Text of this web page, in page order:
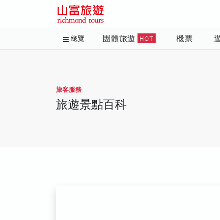
總覽 團體旅遊 HOT 機票
旅客服務
旅遊景點百科